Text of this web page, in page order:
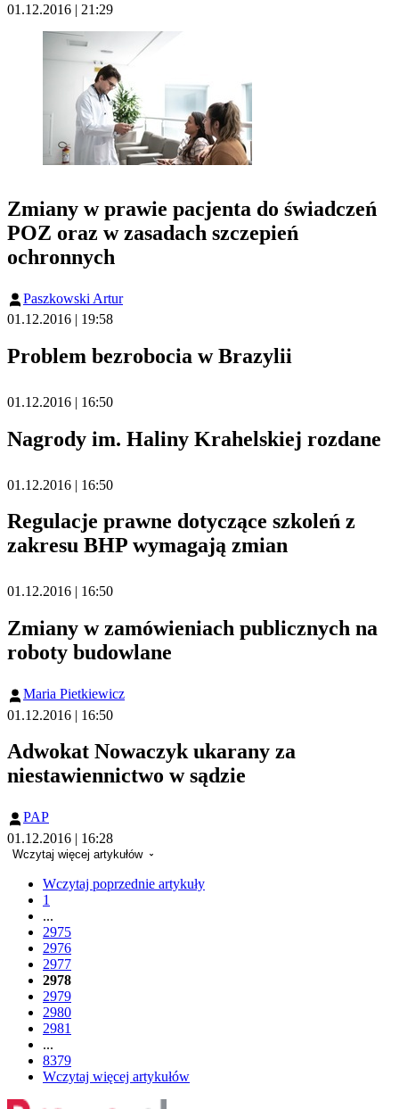
01.12.2016 | 21:29
Zmiany w prawie pacjenta do świadczeń
POZ oraz w zasadach szczepień
ochronnych
Paszkowski Artur
01.12.2016 | 19:58
Problem bezrobocia w Brazylii
01.12.2016 | 16:50
Nagrody im. Haliny Krahelskiej rozdane
01.12.2016 | 16:50
Regulacje prawne dotyczące szkoleń z
zakresu BHP wymagają zmian
01.12.2016 | 16:50
Zmiany w zamówieniach publicznych na
roboty budowlane
Maria Pietkiewicz
01.12.2016 | 16:50
Adwokat Nowaczyk ukarany za
niestawiennictwo w sądzie
PAP
01.12.2016 | 16:28
Wczytaj więcej artykułów
Wczytaj poprzednie artykuły
1
...
2975
2976
2977
2978
2979
2980
2981
...
8379
Wczytaj więcej artykułów